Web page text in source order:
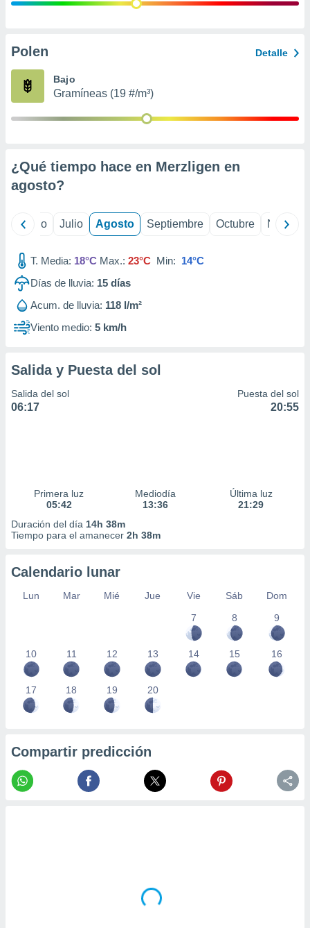
e
publicidad
Polen Detalle
Bajo
Gramíneas (19 #/m³)
¿Qué tiempo hace en Merzligen en
agosto?
Junio Julio Agosto Septiembre Octubre
T. Media: 18°C Max.: 23°C Min: 14°C
Días de lluvia: 15 días
Acum. de lluvia: 118 l/m²
Viento medio: 5 km/h
Salida y Puesta del sol
Salida del sol
06:17
Puesta del sol
20:55
Primera luz
05:42
Mediodía
13:36
Última luz
21:29
Duración del día 14h 38m
Tiempo para el amanecer 2h 38m
Calendario lunar
Lun Mar Mié Jue Vie Sáb
Dom
7
8 9
10 11 12 13 14 15 16
17 18 19 20
Compartir predicción